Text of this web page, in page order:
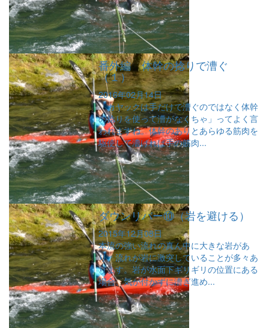
番外編 体幹の捻りで漕ぐ
（１）
2016年02月14日
「カヤックは手だけで漕ぐのではなく体幹
の捻りを使って漕がなくちゃ」ってよく言
われますね。体幹のありとあらゆる筋肉を
駆使して漕げれば手の筋肉...
ダウンリバー⑩（岩を避ける）
2015年12月08日
本流の強い流れの真ん中に大きな岩があ
り、流れが岩に激突していることが多々あ
ります。岩が水面下ギリギリの位置にある
場合、気が付かずに漕ぎ進め...